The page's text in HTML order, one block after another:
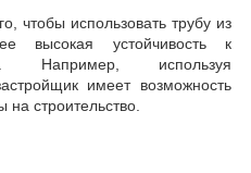
чтобы использовать трубу из
высокая устойчивость к
Например, используя
имеет возможность
на строительство.